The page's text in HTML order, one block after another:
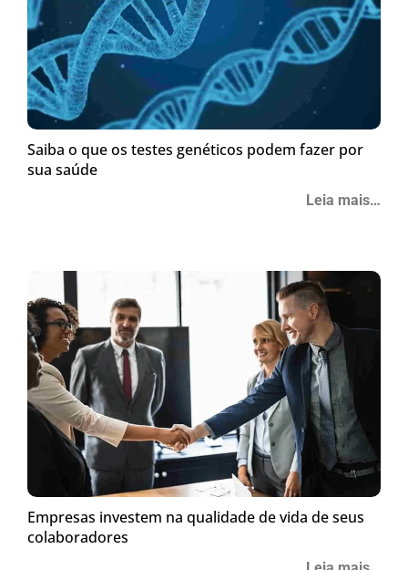
Saiba o que os testes genéticos podem fazer por
sua saúde
Leia mais…
Empresas investem na qualidade de vida de seus
colaboradores